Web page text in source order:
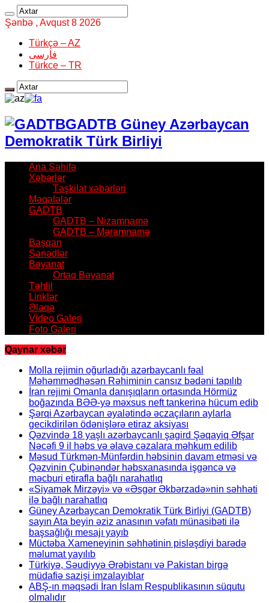
Şənbə , Avqust 8 2026
Türkçə – AZ
فارسی
Türkce – TR
GADTB Güney Azərbaycan
Demokratik Türk Birliyi
Ana Səhifə
Xəbərlər
Təşkilat xəbərləri
Məqalələr
GADTB
GADTB – Nizamnamə
GADTB – Məramnamə
Başqan
Sənədlər
Bəyanat
Ortaq Bəyanat
Təhlil
Linklər
Əlaqə
Video Galeri
Foto Galeri
Qaynar xəbər
Molla rejimin oğurladığı azərbaycanlı fəal
Məhəmmədhəsən Rəhiminin cansız bədəni tapılıb
İran rejimi Omanla danışıqların ortasında Hörmüz
boğazında BƏƏ-yə məxsus neft tankerinə hücum edib
Şərqi Azərbaycan əyalətində əczaçıların aylarla
gecikdirilən ödənişlərə etiraz aksiyası
Qəzvində 18 yaşlı azərbaycanlı şagird Şəqayiq Əfşar
Nəcəfi 9 il həbs və əlavə cəzalara məhkum edilib
Məsud Türkmən-Münfərdin həbsinin davam etməsi və
Qəzvinin Çubinəndər həbsxanasında işgəncə və
məcburi etirafla bağlı narahatlıq
«Siyamək Mirzəyi» və «Əsgər Əkbərzadə»nin səhhəti
ilə bağlı narahatlıq
Güney Azərbaycan Demokratik Türk Birliyi (GADTB)
sayın Ata beyin əziz anasının vəfatı münasibəti ilə
başsağlığı mesajı yayıb
Müctəba Xameneyinin səhhətinin pisləşdiyi barədə
məlumat yayılıb
Türkiyə, Səudiyyə Ərəbistanı və Pakistan birgə
müdafiə sazişi imzalayıblar
ABŞ-ın məqsədi İran İslam Respublikasının süqutu
olmalıdır